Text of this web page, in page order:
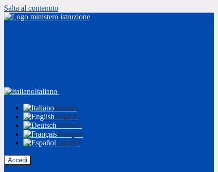
Salta al contenuto
Italiano
Italiano
English
Deutsch
Français
Español
Accedi